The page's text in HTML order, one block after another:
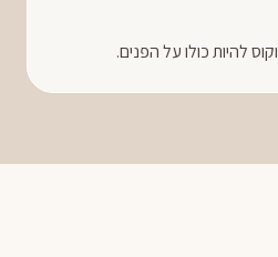
להיות כולו על הפנים.